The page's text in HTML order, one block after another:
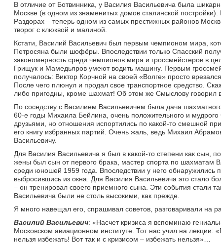
В отличие от Ботвинника, у Василия Васильевича была
Москве (в одном из знаменитых домов сталинской
Раздорах – теперь одном из самых престижных районов
творог с клюквой и малиной.
Кстати, Василий Васильевич был первым чемпионом мира,
Петросяна были шофёры. Впоследствии только Спасский
закономерность среди чемпионов мира и гроссмейстеров в
Грищук и Мамедьяров умеют водить машину. Первым
получалось: Виктор Корчной на своей «Волге» просто
После чего плюнул и продал свое транспортное средство.
либо пригодны, кроме шахмат! Об этом же Смыслову говорил
По соседству с Василием Васильевичем была дача
60-е годы Михаила Бейлина, очень положительного и
друзьями, но отношения испортились по какой-то смешной
его книгу избранных партий. Очень жаль, ведь Михаил
Васильевичу.
Для Василия Васильевича я был в какой-то степени как сын,
жены был сын от первого брака, мастер спорта по шахматам
среди юношей 1959 года. Впоследствии у него обнаружились
выбросившись из окна. Для Василия Васильевича это стало
– он тренировал своего приемного сына. Эти события стали
Васильевича были не столь высокими, как прежде.
Я много навещал его, спрашивал советов, разговаривали на
Василий Васильевич: «Насчет кризиса я вспоминаю
Московском авиационном институте. Тот нас учил на лекции:
нельзя избежать! Вот так и с кризисом – избежать нельзя»…